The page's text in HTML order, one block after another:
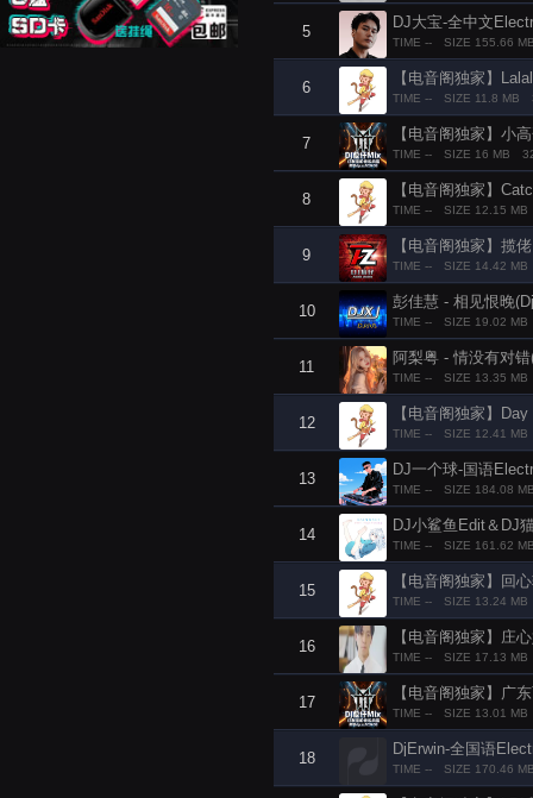
5
DJ大宝-全中文
TIME -- SIZE 155.66
6
【电音阁独家】
TIME -- SIZE 11.8 MB
7
【电音阁独家】小
TIME -- SIZE 16 MB
8
【电音阁独家】
TIME -- SIZE 12.15 MB
9
【电音阁独家】揽
TIME -- SIZE 14.42 MB
10
彭佳慧 - 相见恨晚
TIME -- SIZE 19.02 MB
11
阿梨粤 - 情没有对
TIME -- SIZE 13.35 MB
12
【电音阁独家】
TIME -- SIZE 12.41 MB
13
DJ一个球-国语
TIME -- SIZE 184.08
14
TIME -- SIZE 161.62
15
【电音阁独家】回
TIME -- SIZE 13.24 MB
16
【电音阁独家】庄
TIME -- SIZE 17.13 MB
17
【电音阁独家】广
TIME -- SIZE 13.01 MB
18
DjErwin-全国语
TIME -- SIZE 170.46